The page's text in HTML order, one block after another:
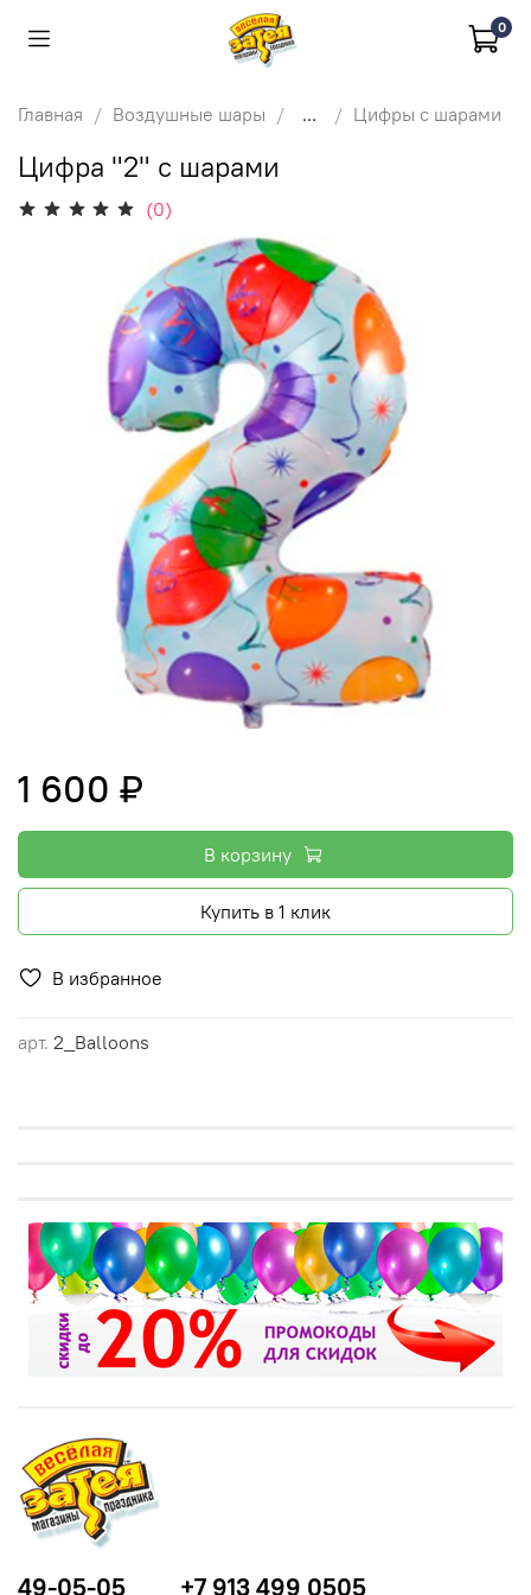
0
Главная Воздушные шары ... Цифры с шарами
Цифра "2" с шарами
(0)
В избранное
арт. 2_Balloons
1 600 ₽
В корзину
Купить в 1 клик
49-05-05 +7 913 499 0505